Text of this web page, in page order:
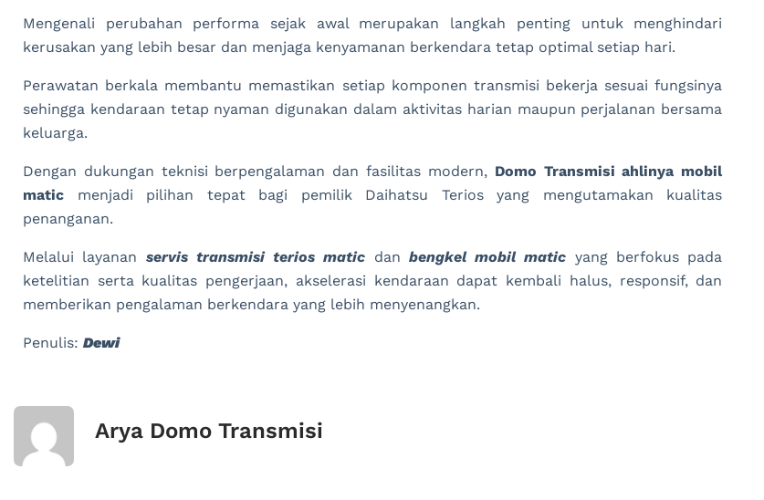
Mengenali perubahan performa sejak awal merupakan langkah penting untuk menghindari
kerusakan yang lebih besar dan menjaga kenyamanan berkendara tetap optimal setiap hari.
Perawatan berkala membantu memastikan setiap komponen transmisi bekerja sesuai fungsinya
sehingga kendaraan tetap nyaman digunakan dalam aktivitas harian maupun perjalanan bersama
keluarga.
Dengan dukungan teknisi berpengalaman dan fasilitas modern, Domo Transmisi ahlinya mobil
matic menjadi pilihan tepat bagi pemilik Daihatsu Terios yang mengutamakan kualitas
penanganan.
Melalui layanan servis transmisi terios matic dan bengkel mobil matic yang berfokus pada
ketelitian serta kualitas pengerjaan, akselerasi kendaraan dapat kembali halus, responsif, dan
memberikan pengalaman berkendara yang lebih menyenangkan.
Penulis: Dewi
Arya Domo Transmisi